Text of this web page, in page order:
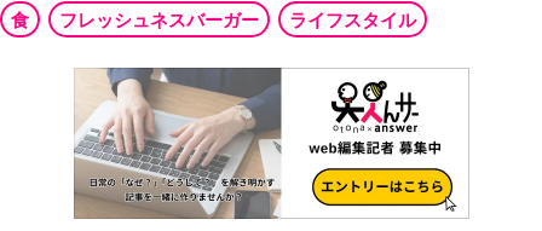
食
フレッシュネスバーガー ライフスタイル